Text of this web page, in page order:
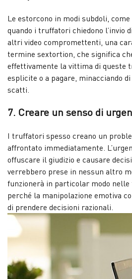
Le estorcono in modi subdoli,
quando i truffatori chiedono l’invio
altri video compromettenti, una
termine sextortion, che significa
effettivamente la vittima di queste
esplicite o a pagare, minacciando
scatti.
7. Creare un senso di
I truffatori spesso creano un
affrontato immediatamente.
offuscare il giudizio e causare
verrebbero prese in nessun altro
funzionerà in particolar modo
perché la manipolazione emotiva
di prendere decisioni razionali.